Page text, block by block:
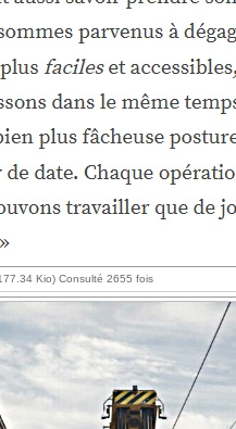
Kio) Consulté 2655 fois